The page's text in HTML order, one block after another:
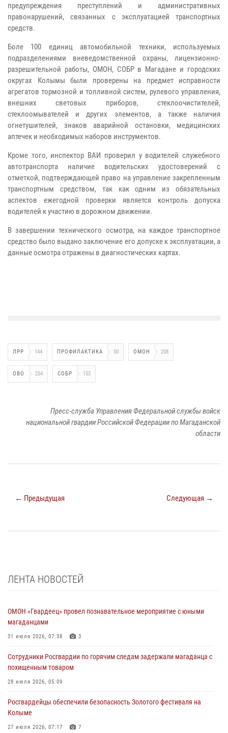
предупреждения преступлений и административных
правонарушений, связанных с эксплуатацией транспортных
средств.
Боле 100 единиц автомобильной техники, используемых
подразделениями вневедомственной охраны, лицензионно-
разрешительной работы, ОМОН, СОБР в Магадане и городских
округах Колымы были проверены на предмет исправности
агрегатов тормозной и топливной систем, рулевого управления,
внешних световых приборов, стеклоочистителей,
стеклоомывателей и других элементов, а также наличия
огнетушителей, знаков аварийной остановки, медицинских
аптечек и необходимых наборов инструментов.
Кроме того, инспектор ВАИ проверил у водителей служебного
автотранспорта наличие водительских удостоверений с
отметкой, подтверждающей право на управление закрепленным
транспортным средством, так как одним из обязательных
аспектов ежегодной проверки является контроль допуска
водителей к участию в дорожном движении.
В завершении технического осмотра, на каждое транспортное
средство было выдано заключение его допуске к эксплуатации, а
данные осмотра отражены в диагностических картах.
ЛРР 144 ПРОФИЛАКТИКА 50 ОМОН 208
ОВО 254 СОБР 153
Пресс-служба Управления Федеральной службы войск
национальной гвардии Российской Федерации по Магаданской
области
← Предыдущая Следующая →
ЛЕНТА НОВОСТЕЙ
ОМОН «Гвардеец» провел познавательное мероприятие с юными
магаданцами
31 июля 2026, 07:38 3
Сотрудники Росгвардии по горячим следам задержали магаданца с
похищенным товаром
28 июля 2026, 05:09
Росгвардейцы обеспечили безопасность Золотого фестиваля на
Колыме
27 июля 2026, 07:17 7